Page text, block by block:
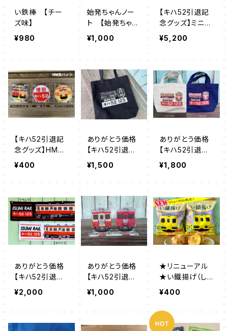
い鉄棒 【チー
ズ味】
¥980
始発ちゃんノー
ト 【始発ちゃん
×三省堂書店×
いすみ鉄道 コ
¥1,000
【キハ52引退記
念グッズ】ミニH
M
¥5,200
【キハ52引退記
念グッズ】HM缶
バッジ
¥400
ありがとう価格
【キハ52引退記
念グッズ】キハ5
2トートバッグ
¥1,500
ありがとう価格
【キハ52引退記
念グッズ】キハ5
2トートバッグ
¥1,800
ありがとう価格
【キハ52引退記
念グッズ】キハ5
2マフラータオル
¥2,000
ありがとう価格
【キハ52引退記
念グッズ】キハ5
2アクスタキーチ
¥1,000
★リニューアル
★い鐵揚げ（しょ
うゆ味・カレー
¥400